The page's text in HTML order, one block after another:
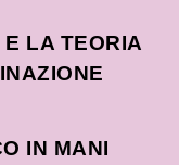
E LA TEORIA
IN MANI